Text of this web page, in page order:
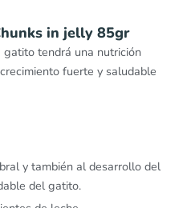
in jelly 85gr
gatito tendrá una nutrición
fuerte y saludable
y también al desarrollo del
del gatito.